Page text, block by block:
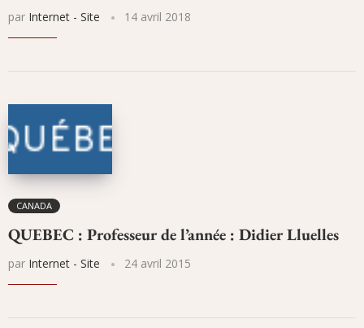
par Internet - Site 14 avril 2018
CANADA
QUEBEC : Professeur de l’année : Didier Lluelles
par Internet - Site 24 avril 2015